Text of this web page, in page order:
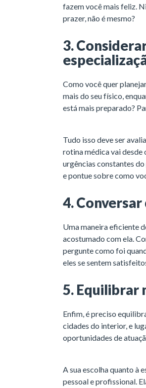
fazem você mais feliz.
prazer, não é mesmo?
3.
Como você quer
mais do seu físico,
está mais preparado?
Tudo isso deve ser
rotina médica vai desde
urgências constantes do
e pontue sobre como
4.
Uma maneira eficiente
acostumado com ela.
pergunte como foi
eles se sentem
5. Equilibrar
Enfim, é preciso
cidades do interior, e
oportunidades de
A sua escolha quanto à
pessoal e profissional.